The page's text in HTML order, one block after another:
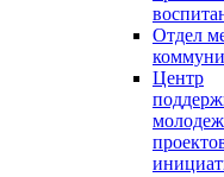
Отдел
Центр